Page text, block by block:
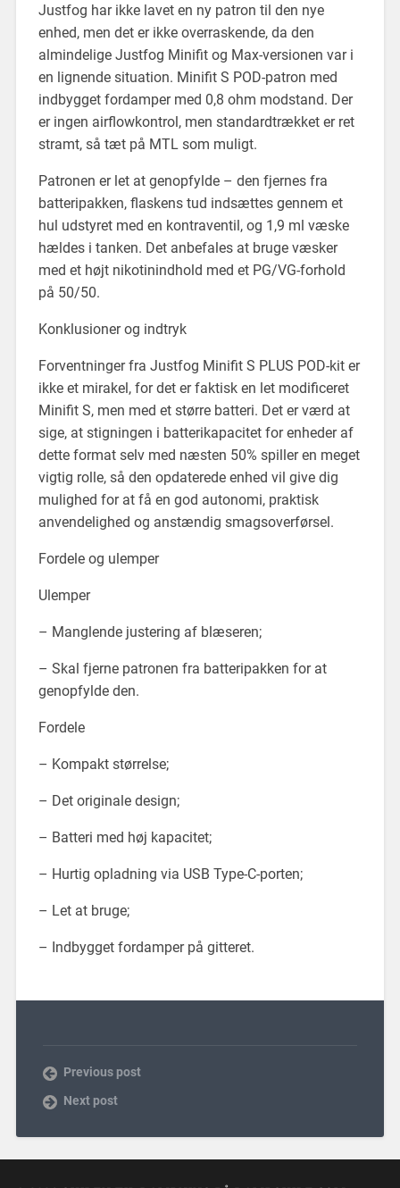
Justfog har ikke lavet en ny patron til den nye
enhed, men det er ikke overraskende, da den
almindelige Justfog Minifit og Max-versionen var i
en lignende situation. Minifit S POD-patron med
indbygget fordamper med 0,8 ohm modstand. Der
er ingen airflowkontrol, men standardtrækket er ret
stramt, så tæt på MTL som muligt.
Patronen er let at genopfylde – den fjernes fra
batteripakken, flaskens tud indsættes gennem et
hul udstyret med en kontraventil, og 1,9 ml væske
hældes i tanken. Det anbefales at bruge væsker
med et højt nikotinindhold med et PG/VG-forhold
på 50/50.
Konklusioner og indtryk
Forventninger fra Justfog Minifit S PLUS POD-kit er
ikke et mirakel, for det er faktisk en let modificeret
Minifit S, men med et større batteri. Det er værd at
sige, at stigningen i batterikapacitet for enheder af
dette format selv med næsten 50% spiller en meget
vigtig rolle, så den opdaterede enhed vil give dig
mulighed for at få en god autonomi, praktisk
anvendelighed og anstændig smagsoverførsel.
Fordele og ulemper
Ulemper
– Manglende justering af blæseren;
– Skal fjerne patronen fra batteripakken for at
genopfylde den.
Fordele
– Kompakt størrelse;
– Det originale design;
– Batteri med høj kapacitet;
– Hurtig opladning via USB Type-C-porten;
– Let at bruge;
– Indbygget fordamper på gitteret.
Previous post
Next post